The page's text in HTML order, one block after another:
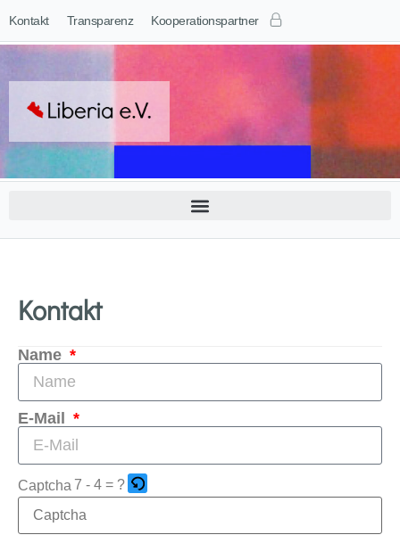
Kontakt Transparenz Kooperationspartner
Kontakt
Name
E-Mail
Captcha 7 - 4 = ?